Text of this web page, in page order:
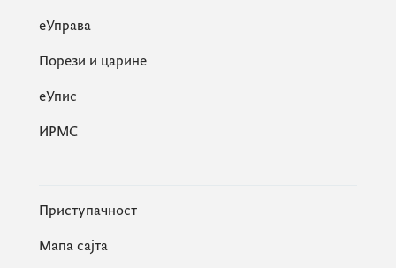
еУправа
Порези и царине
eУпис
ИРМС
Приступачност
Мапа сајта